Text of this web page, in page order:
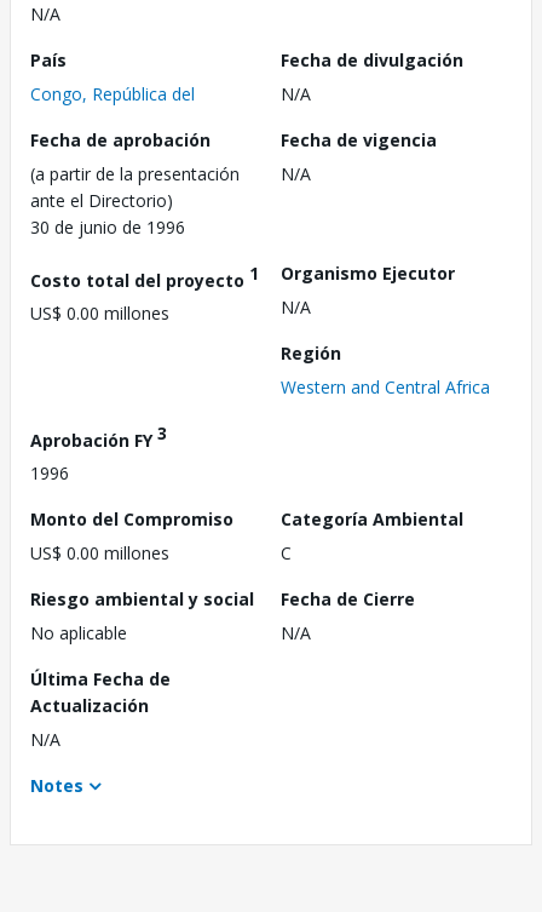
N/A
País
Congo, República del
Fecha de divulgación
N/A
Fecha de aprobación
(a partir de la presentación
ante el Directorio)
30 de junio de 1996
Fecha de vigencia
N/A
Costo total del proyecto 1
US$ 0.00 millones
Organismo Ejecutor
N/A
Región
Western and Central Africa
Aprobación FY3
1996
Monto del Compromiso
US$ 0.00 millones
Categoría Ambiental
C
Riesgo ambiental y social
No aplicable
Fecha de Cierre
N/A
Última Fecha de
Actualización
N/A
Notes